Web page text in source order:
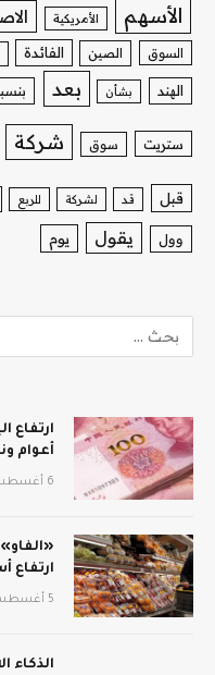
الأسهم الأمريكية
السوق الصين الفائدة
الهند بشأن بعد
ستريت سوق شركة
قبل قد لشركة للربع
وول يقول يوم
أعوام
6 أغسطس، 2026
ارتفاع
5 أغسطس، 2026
الذكاء